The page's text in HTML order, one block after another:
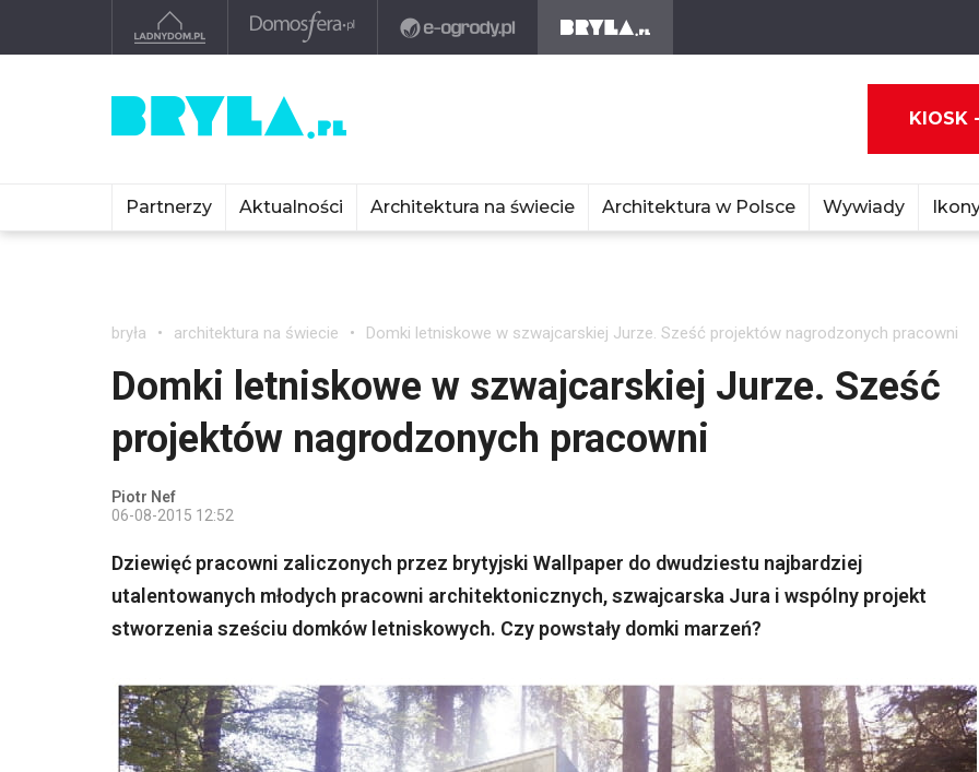
KIOSK
Partnerzy Aktualności Architektura na świecie Architektura w Polsce Wywiady
bryła architektura na świecie Domki letniskowe w szwajcarskiej Jurze. Sześć projektów nagrodzonych pracowni
Domki letniskowe w szwajcarskiej Jurze. Sześć
projektów nagrodzonych pracowni
Piotr Nef
06-08-2015 12:52
Dziewięć pracowni zaliczonych przez brytyjski Wallpaper do dwudziestu najbardziej
utalentowanych młodych pracowni architektonicznych, szwajcarska Jura i wspólny projekt
stworzenia sześciu domków letniskowych. Czy powstały domki marzeń?